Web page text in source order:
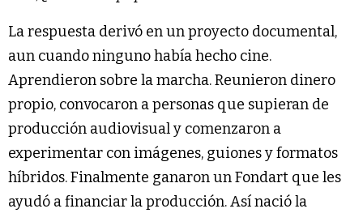
La respuesta derivó en un proyecto documental,
aun cuando ninguno había hecho cine.
Aprendieron sobre la marcha. Reunieron dinero
propio, convocaron a personas que supieran de
producción audiovisual y comenzaron a
experimentar con imágenes, guiones y formatos
híbridos. Finalmente ganaron un Fondart que les
ayudó a financiar la producción. Así nació la